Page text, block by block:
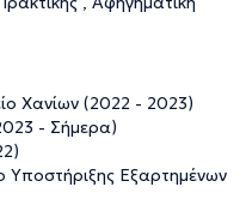
Χανίων (2022 - 2023)
- Σήμερα)
Υποστήριξης Εξαρτημένων